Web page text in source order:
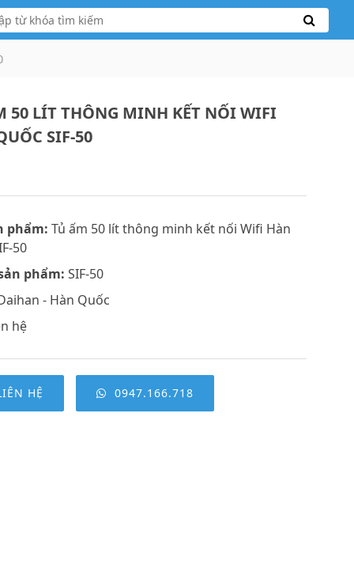
50 LÍT THÔNG MINH KẾT NỐI WIFI
SIF-50
phẩm: Tủ ấm 50 lít thông minh kết nối Wifi Hàn
50
phẩm: SIF-50
- Hàn Quốc
hệ
HỆ 0947.166.718